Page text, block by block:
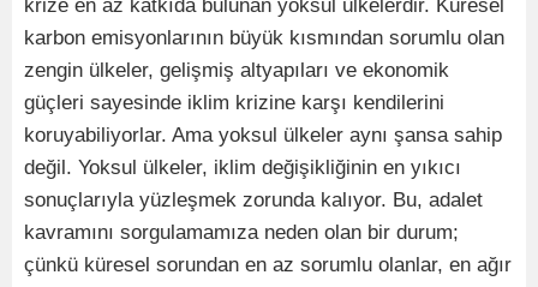
krize en az katkıda bulunan yoksul ülkelerdir. Küresel
karbon emisyonlarının büyük kısmından sorumlu olan
zengin ülkeler, gelişmiş altyapıları ve ekonomik
güçleri sayesinde iklim krizine karşı kendilerini
koruyabiliyorlar. Ama yoksul ülkeler aynı şansa sahip
değil. Yoksul ülkeler, iklim değişikliğinin en yıkıcı
sonuçlarıyla yüzleşmek zorunda kalıyor. Bu, adalet
kavramını sorgulamamıza neden olan bir durum;
çünkü küresel sorundan en az sorumlu olanlar, en ağır